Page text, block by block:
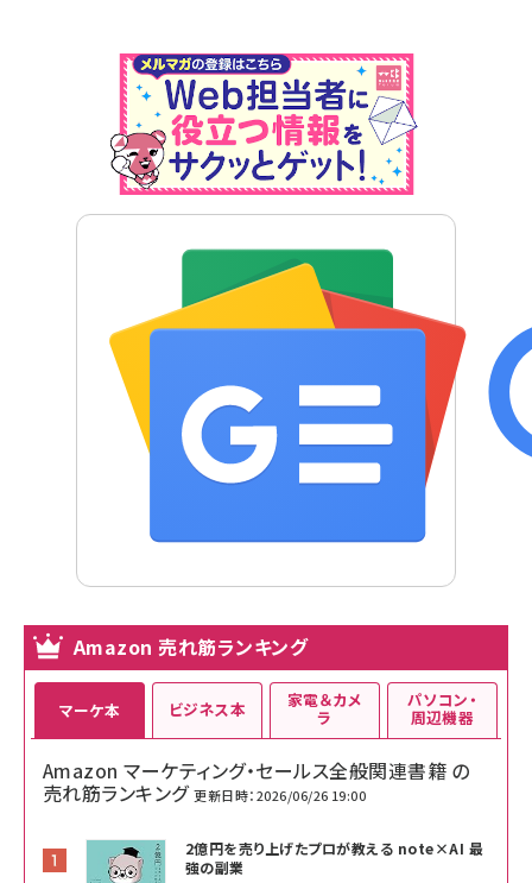
Amazon 売れ筋ランキング
マーケ本
Amazon マーケティング・セールス全般関連書籍 の
売れ筋ランキング 更新日時：2026/06/26 19:00
2億円を売り上げたプロが教える note×AI 最
強の副業
ビジネス本 家電＆カメ
ラ
パソコン・
周辺機器